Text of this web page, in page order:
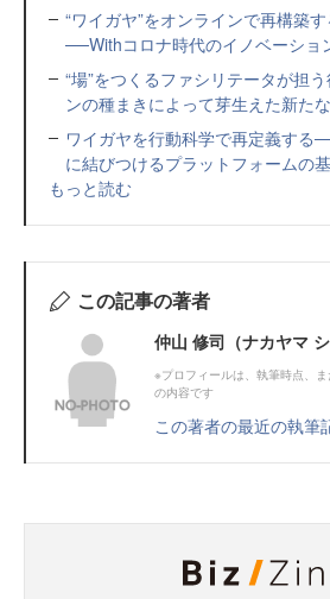
“ワイガヤ”をオンラインで再構築
──Withコロナ時代のイノベーショ
“場”をつくるファシリテータが担
ンの種まきによって芽生えた新た
ワイガヤを行動科学で再定義する
に結びつけるプラットフォームの
もっと読む
この記事の著者
仲山 修司（ナカヤマ シ
※プロフィールは、執筆時点、
の内容です
この著者の最近の執筆